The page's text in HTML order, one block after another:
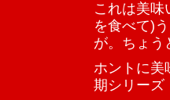
これは美
を食べて)
が。ちょう
ホントに美
期シリー